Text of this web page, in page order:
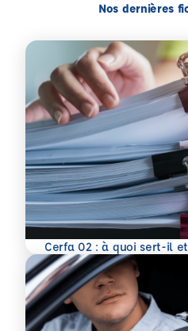
Nos dernières
Cerfa 02 : à quoi sert-il
En savoir plus